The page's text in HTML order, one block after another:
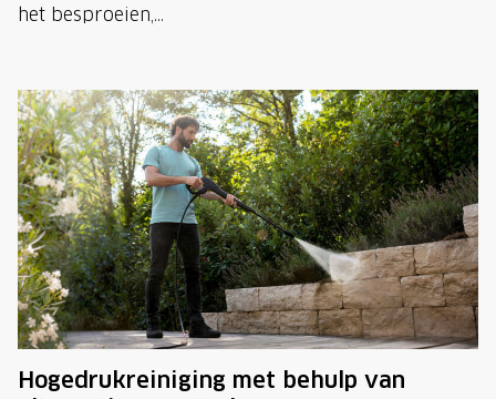
het besproeien,...
Hogedrukreiniging met behulp van